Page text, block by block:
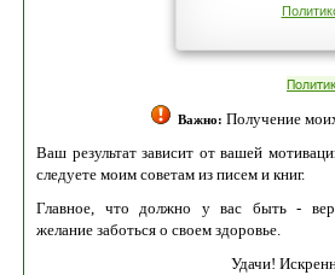
Важно: Получение
Ваш результат зависит от вашей
следуете моим советам из писем и книг.
Главное, что должно у вас быть -
желание заботься о своем здоровье.
Удачи!